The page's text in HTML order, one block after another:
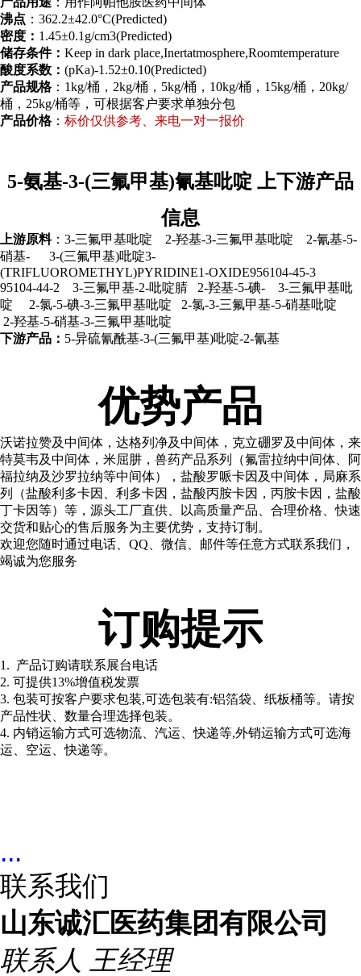
沸点 ：362.2±42.0°C(Predicted)
密度： 1.45±0.1g/cm3(Predicted)
储存条件： Keep in dark place,Inertatmosphere,Roomtemperature
酸度系数： (pKa)-1.52±0.10(Predicted)
产品规格：1kg/桶，2kg/桶，5kg/桶，10kg/桶，15kg/桶，20kg/
桶，25kg/桶等，可根据客户要求单独分包
产品价格： 标价仅供参考、来电一对一报价
5-氨基-3-(三氟甲基)氰基吡啶 上下游产品
信息
上游原料：3-三氟甲基吡啶 2-羟基-3-三氟甲基吡啶 2-氰基-5-
硝基- 3-(三氟甲基)吡啶3-
(TRIFLUOROMETHYL)PYRIDINE1-OXIDE956104-45-3
95104-44-2 3-三氟甲基-2-吡啶腈 2-羟基-5-碘- 3-三氟甲基吡
啶 2-氯-5-碘-3-三氟甲基吡啶 2-氯-3-三氟甲基-5-硝基吡啶
2-羟基-5-硝基-3-三氟甲基吡啶
下游产品： 5-异硫氰酰基-3-(三氟甲基)吡啶-2-氰基
优势产品
沃诺拉赞及中间体，达格列净及中间体，克立硼罗及中间体，来
特莫韦及中间体，米屈肼，兽药产品系列（氟雷拉纳中间体、阿
福拉纳及沙罗拉纳等中间体），盐酸罗哌卡因及中间体，局麻系
列（盐酸利多卡因、利多卡因，盐酸丙胺卡因，丙胺卡因，盐酸
丁卡因等）等，源头工厂直供、以高质量产品、合理价格、快速
交货和贴心的售后服务为主要优势，支持订制。
欢迎您随时通过电话、QQ、微信、邮件等任意方式联系我们，
竭诚为您服务
订购提示
1. 产品订购请联系展台电话
2. 可提供13%增值税发票
3. 包装可按客户要求包装,可选包装有:铝箔袋、纸板桶等。请按
产品性状、数量合理选择包装。
4. 内销运输方式可选物流、汽运、快递等,外销运输方式可选海
运、空运、快递等。
...
联系我们
山东诚汇医药集团有限公司
联系人 王经理